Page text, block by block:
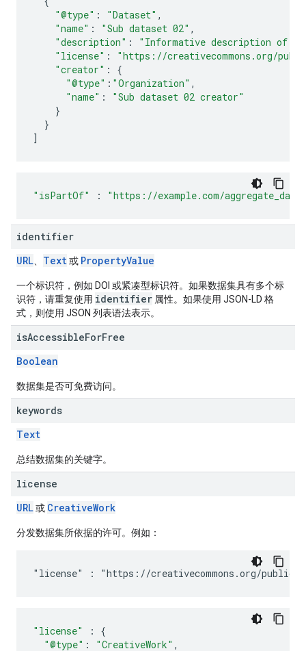
"@type" : "Dataset" ,
"name" : "Sub dataset 02" ,
"description" :
"Informative description of
"license" :
"https://creativecommons.org/
"creator" :
{
"@type" : "Organization" ,
"name" :
"Sub dataset 02 creator"
}
}
]
"isPartOf" : "https://example.com/
identifier
URL
Text或 PropertyValue
一个标识符，例如 DOI 或紧凑型标识符。如果数据集具有多个标
识符，请重复使用 identifier 属性。如果使用 JSON-LD 格
式，则使用 JSON 列表语法表示。
isAccessibleForFree
Boolean
数据集是否可免费访问。
keywords
Text
总结数据集的关键字。
license
URL或 CreativeWork
分发数据集所依据的许可。例如：
"license" : "https://creativecommons.org/
"license" :
{
"@type" : "CreativeWork" ,